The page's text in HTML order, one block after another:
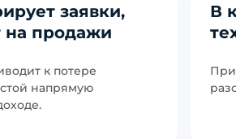
заявки,
на продажи
к потере
напрямую
В
При